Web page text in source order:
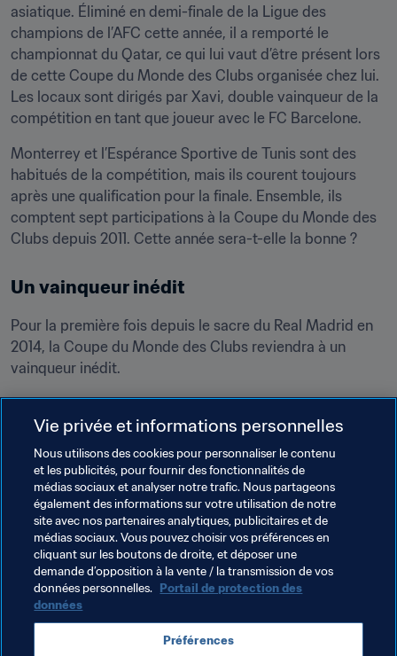
asiatique. Éliminé en demi-finale de la Ligue des
champions de l’AFC cette année, il a remporté le
championnat du Qatar, ce qui lui vaut d’être présent lors
de cette Coupe du Monde des Clubs organisée chez lui.
Les locaux sont dirigés par Xavi, double vainqueur de la
compétition en tant que joueur avec le FC Barcelone.
Monterrey et l’Espérance Sportive de Tunis sont des
habitués de la compétition, mais ils courent toujours
après une qualification pour la finale. Ensemble, ils
comptent sept participations à la Coupe du Monde des
Clubs depuis 2011. Cette année sera-t-elle la bonne ?
Un vainqueur inédit
Pour la première fois depuis le sacre du Real Madrid en
2014, la Coupe du Monde des Clubs reviendra à un
vainqueur inédit.
Neuf clubs ont déjà remporté le trophée. Qui sera le
dixième ?
Palmarès
Real Madrid (2014, 2016, 2017, 2018)
Barcelone (2009, 2011, 2015)
Corinthians (2000, 2012)
Bayern Munich (2013)
Inter Milan (2010)
Manchester United (2008)
Vie privée et informations personnelles
Nous utilisons des cookies pour personnaliser le contenu
et les publicités, pour fournir des fonctionnalités de
médias sociaux et analyser notre trafic. Nous partageons
également des informations sur votre utilisation de notre
site avec nos partenaires analytiques, publicitaires et de
médias sociaux. Vous pouvez choisir vos préférences en
cliquant sur les boutons de droite, et déposer une
demande d’opposition à la vente / la transmission de vos
données personnelles. Portail de protection des
données
Préférences